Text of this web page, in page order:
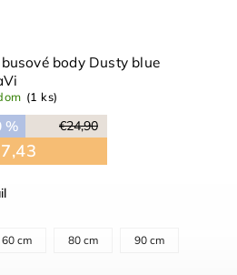
body Dusty blue
(1 ks)
€24,90
%
60 cm 80 cm 90 cm